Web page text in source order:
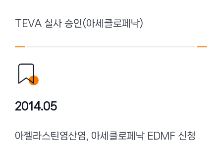
TEVA 실사 승인(아세클로페낙)
2014.05
아젤라스틴염산염, 아세클로페낙 EDMF 신청